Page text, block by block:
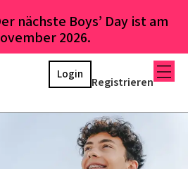
nächste Boys’ Day ist am
2026.
Registrieren
Login